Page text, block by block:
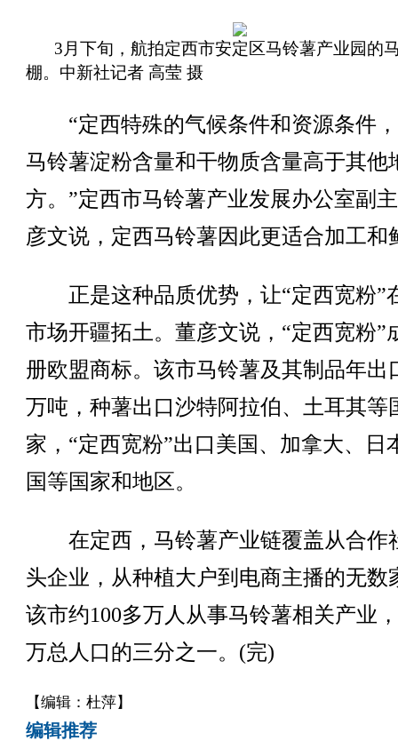
3月下旬，航拍定西市安定区马铃薯产业园的
棚。中新社记者 高莹 摄
“定西特殊的气候条件和资源条件
马铃薯淀粉含量和干物质含量高于其他
方。”定西市马铃薯产业发展办公室副
彦文说，定西马铃薯因此更适合加工和
正是这种品质优势，让“定西宽粉”
市场开疆拓土。董彦文说，“定西宽粉”
册欧盟商标。该市马铃薯及其制品年出
万吨，种薯出口沙特阿拉伯、土耳其等
家，“定西宽粉”出口美国、加拿大、日
国等国家和地区。
在定西，马铃薯产业链覆盖从合作
头企业，从种植大户到电商主播的无数
该市约100多万人从事马铃薯相关产业
万总人口的三分之一。(完)
【编辑：杜萍】
编辑推荐